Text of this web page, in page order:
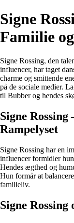
Signe
Famiilie
Signe Rossing, den
influencer, har taget
charme og smittende
på de sociale medier.
til Bubber og hendes
Signe
Rampelyset
Signe Rossing har en
influencer formidler
Hendes ægthed og
Hun formår at
familieliv.
Signe Rossing